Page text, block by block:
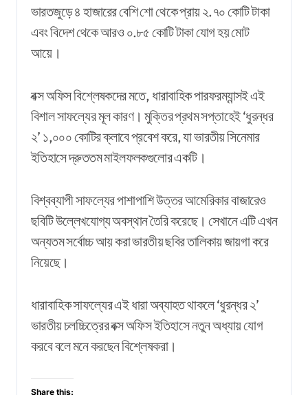
ভারতজুড়ে ৪ হাজারের বেশি শো থেকে প্রায় ২.৭০ কোটি টাকা
এবং বিদেশ থেকে আরও ০.৮৫ কোটি টাকা যোগ হয় মোট
আয়ে।
বক্স অফিস বিশ্লেষকদের মতে, ধারাবাহিক পারফরম্যান্সই এই
বিশাল সাফল্যের মূল কারণ। মুক্তির প্রথম সপ্তাহেই ‘ধুরন্ধর
২’ ১,০০০ কোটির ক্লাবে প্রবেশ করে, যা ভারতীয় সিনেমার
ইতিহাসে দ্রুততম মাইলফলকগুলোর একটি।
বিশ্বব্যাপী সাফল্যের পাশাপাশি উত্তর আমেরিকার বাজারেও
ছবিটি উল্লেখযোগ্য অবস্থান তৈরি করেছে। সেখানে এটি এখন
অন্যতম সর্বোচ্চ আয় করা ভারতীয় ছবির তালিকায় জায়গা করে
নিয়েছে।
ধারাবাহিক সাফল্যের এই ধারা অব্যাহত থাকলে ‘ধুরন্ধর ২’
ভারতীয় চলচ্চিত্রের বক্স অফিস ইতিহাসে নতুন অধ্যায় যোগ
করবে বলে মনে করছেন বিশ্লেষকরা।
Share this: